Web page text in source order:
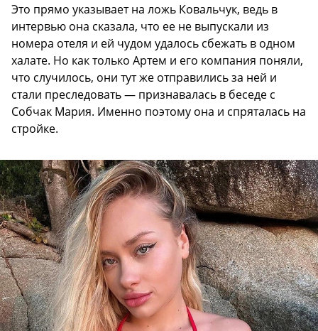
Это прямо указывает на ложь Ковальчук, ведь в
интервью она сказала, что ее не выпускали из
номера отеля и ей чудом удалось сбежать в одном
халате. Но как только Артем и его компания поняли,
что случилось, они тут же отправились за ней и
стали преследовать — признавалась в беседе с
Собчак Мария. Именно поэтому она и спряталась на
стройке.